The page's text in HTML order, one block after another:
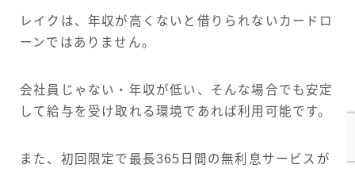
レイクは、年収が高くないと借りられないカードロ
ーンではありません。
会社員じゃない・年収が低い、そんな場合でも安定
して給与を受け取れる環境であれば利用可能です。
また、初回限定で最長365日間の無利息サービスが